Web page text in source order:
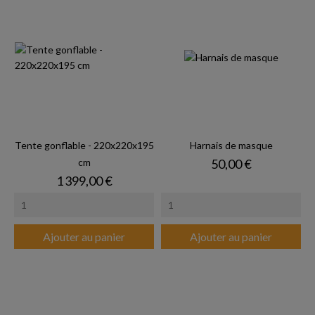
Tente gonflable - 220x220x195
cm
Prix
1 399,00 €
Ajouter au panier
Harnais de masque
Prix
50,00 €
Ajouter au panier